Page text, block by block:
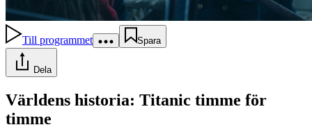
Till programmet Spara
Dela
Världens historia: Titanic timme för
timme